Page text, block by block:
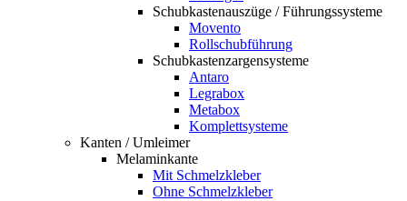
Schubkastenauszüge / Führungssysteme
Movento
Rollschubführung
Schubkastenzargensysteme
Antaro
Legrabox
Metabox
Komplettsysteme
Kanten / Umleimer
Melaminkante
Mit Schmelzkleber
Ohne Schmelzkleber